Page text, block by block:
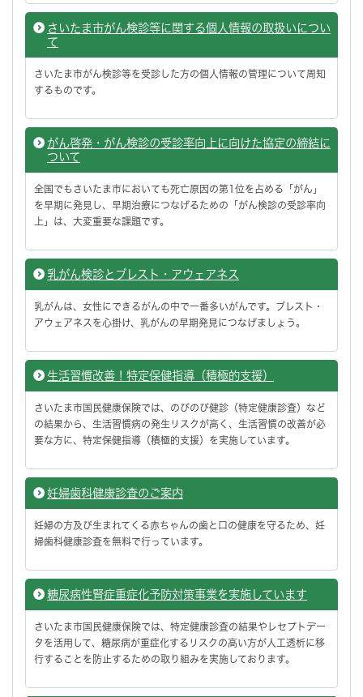
さいたま市がん検診等に関する個人情報の取扱いについ
て
さいたま市がん検診等を受診した方の個人情報の管理について周知
するものです。
がん啓発・がん検診の受診率向上に向けた協定の締結に
ついて
全国でもさいたま市においても死亡原因の第1位を占める「がん」
を早期に発見し、早期治療につなげるための「がん検診の受診率向
上」は、大変重要な課題です。
乳がん検診とブレスト・アウェアネス
乳がんは、女性にできるがんの中で一番多いがんです。ブレスト・
アウェアネスを心掛け、乳がんの早期発見につなげましょう。
生活習慣改善！特定保健指導（積極的支援）
さいたま市国民健康保険では、のびのび健診（特定健康診査）など
の結果から、生活習慣病の発生リスクが高く、生活習慣の改善が必
要な方に、特定保健指導（積極的支援）を実施しています。
妊婦歯科健康診査のご案内
妊婦の方及び生まれてくる赤ちゃんの歯と口の健康を守るため、妊
婦歯科健康診査を無料で行っています。
糖尿病性腎症重症化予防対策事業を実施しています
さいたま市国民健康保険では、特定健康診査の結果やレセプトデー
タを活用して、糖尿病が重症化するリスクの高い方が人工透析に移
行することを防止するための取り組みを実施しております。